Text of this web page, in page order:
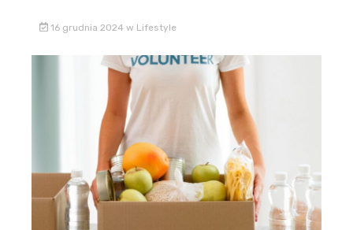
16 grudnia 2024 w Lifestyle